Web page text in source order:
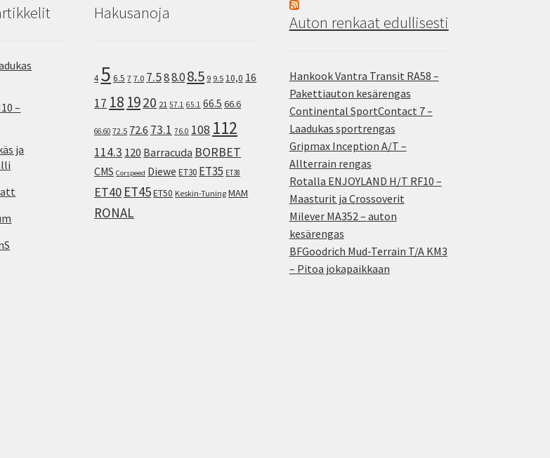
–
ja
Hakusanoja
4 5 6.5 7 7.0 7.588.08.5 9 9.5 10,0 16
17 18 1920 21 57.1 65.1 66.5 66.6
66.60 72.5 72.6 73.1 76.0 108 112
114.3 120 Barracuda BORBET
CMS Corspeed Diewe ET30 ET35 ET38
ET40 ET45ET50 Keskin-Tuning MAM
RONAL
Auton renkaat edullisesti
Hankook Vantra Transit RA58 –
Pakettiauton kesärengas
Continental SportContact 7 –
Laadukas sportrengas
Gripmax Inception A/T –
Allterrain rengas
Rotalla ENJOYLAND H/T RF10 –
Maasturit ja Crossoverit
Milever MA352 – auton
kesärengas
BFGoodrich Mud-Terrain T/A KM3
– Pitoa jokapaikkaan